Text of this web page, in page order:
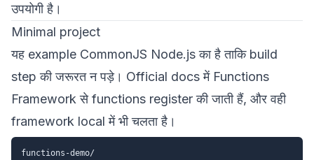
उपयोगी है।
Minimal project
यह example CommonJS Node.js का है ताकि build
step की जरूरत न पड़े। Official docs में Functions
Framework से functions register की जाती हैं, और वही
framework local में भी चलता है।
functions-demo/